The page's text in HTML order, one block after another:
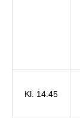
Kl. 14.45